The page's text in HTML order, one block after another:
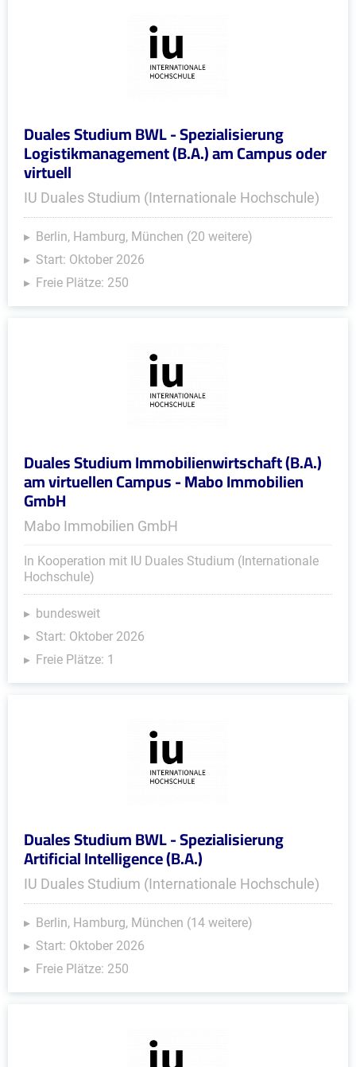
Duales Studium BWL - Spezialisierung
Logistikmanagement (B.A.) am Campus oder
virtuell
IU Duales Studium (Internationale Hochschule)
Berlin, Hamburg, München (20 weitere)
Start: Oktober 2026
Freie Plätze: 250
Duales Studium Immobilienwirtschaft (B.A.)
am virtuellen Campus - Mabo Immobilien
GmbH
Mabo Immobilien GmbH
In Kooperation mit IU Duales Studium (Internationale
Hochschule)
bundesweit
Start: Oktober 2026
Freie Plätze: 1
Duales Studium BWL - Spezialisierung
Artificial Intelligence (B.A.)
IU Duales Studium (Internationale Hochschule)
Berlin, Hamburg, München (14 weitere)
Start: Oktober 2026
Freie Plätze: 250